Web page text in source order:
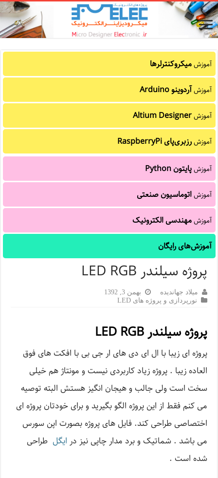
آموزشمیکروکنترلرها
آموزشآردوینو Arduino
آموزشAltium Designer
آموزشرزبری‌پای RaspberryPi
آموزشپایتون Python
آموزشاتوماسیون صنعتی
آموزشمهندسی الکترونیک
آموزش‌های رایگان
پروژه سیلندر LED RGB
میلاد جهاندیده
بهمن 3, 1392
نورپردازی و پروژه های LED
پروژه سیلندر LED RGB
پروژه ای زیبا با ال ای دی های ار جی بی با افکت های فوق
العاده زیبا . پروژه زیاد کاربردی نیست و مونتاژ هم خیلی
سخت است ولی جالب و هیجان انگیز هستش البته توصیه
می کنم فقط از این پروژه الگو بگیرید و برای خودتان پروژه ای
اختصاصی طراحی کند. فایل های پروژه بصورت اپن سورس
می باشد . شماتیک و برد مدار چاپی نیز در ایگل طراحی
شده است .